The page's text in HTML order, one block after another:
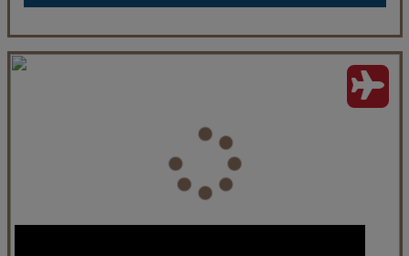
Golden Crown Hotel - 5 éjszakás
Isztambul
Utazás módja:
Repülővel
Ellátás:
Reggeli
Szálláskategória:Hotel ***
Szoba Standard Kétszemélyes